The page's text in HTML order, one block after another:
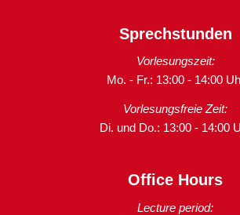
Sprechstunden
Vorlesungszeit:
Mo. - Fr.: 13:00 - 14:00
Vorlesungsfreie Zeit:
Di. und Do.: 13:00 - 14:00
Office Hours
Lecture period: